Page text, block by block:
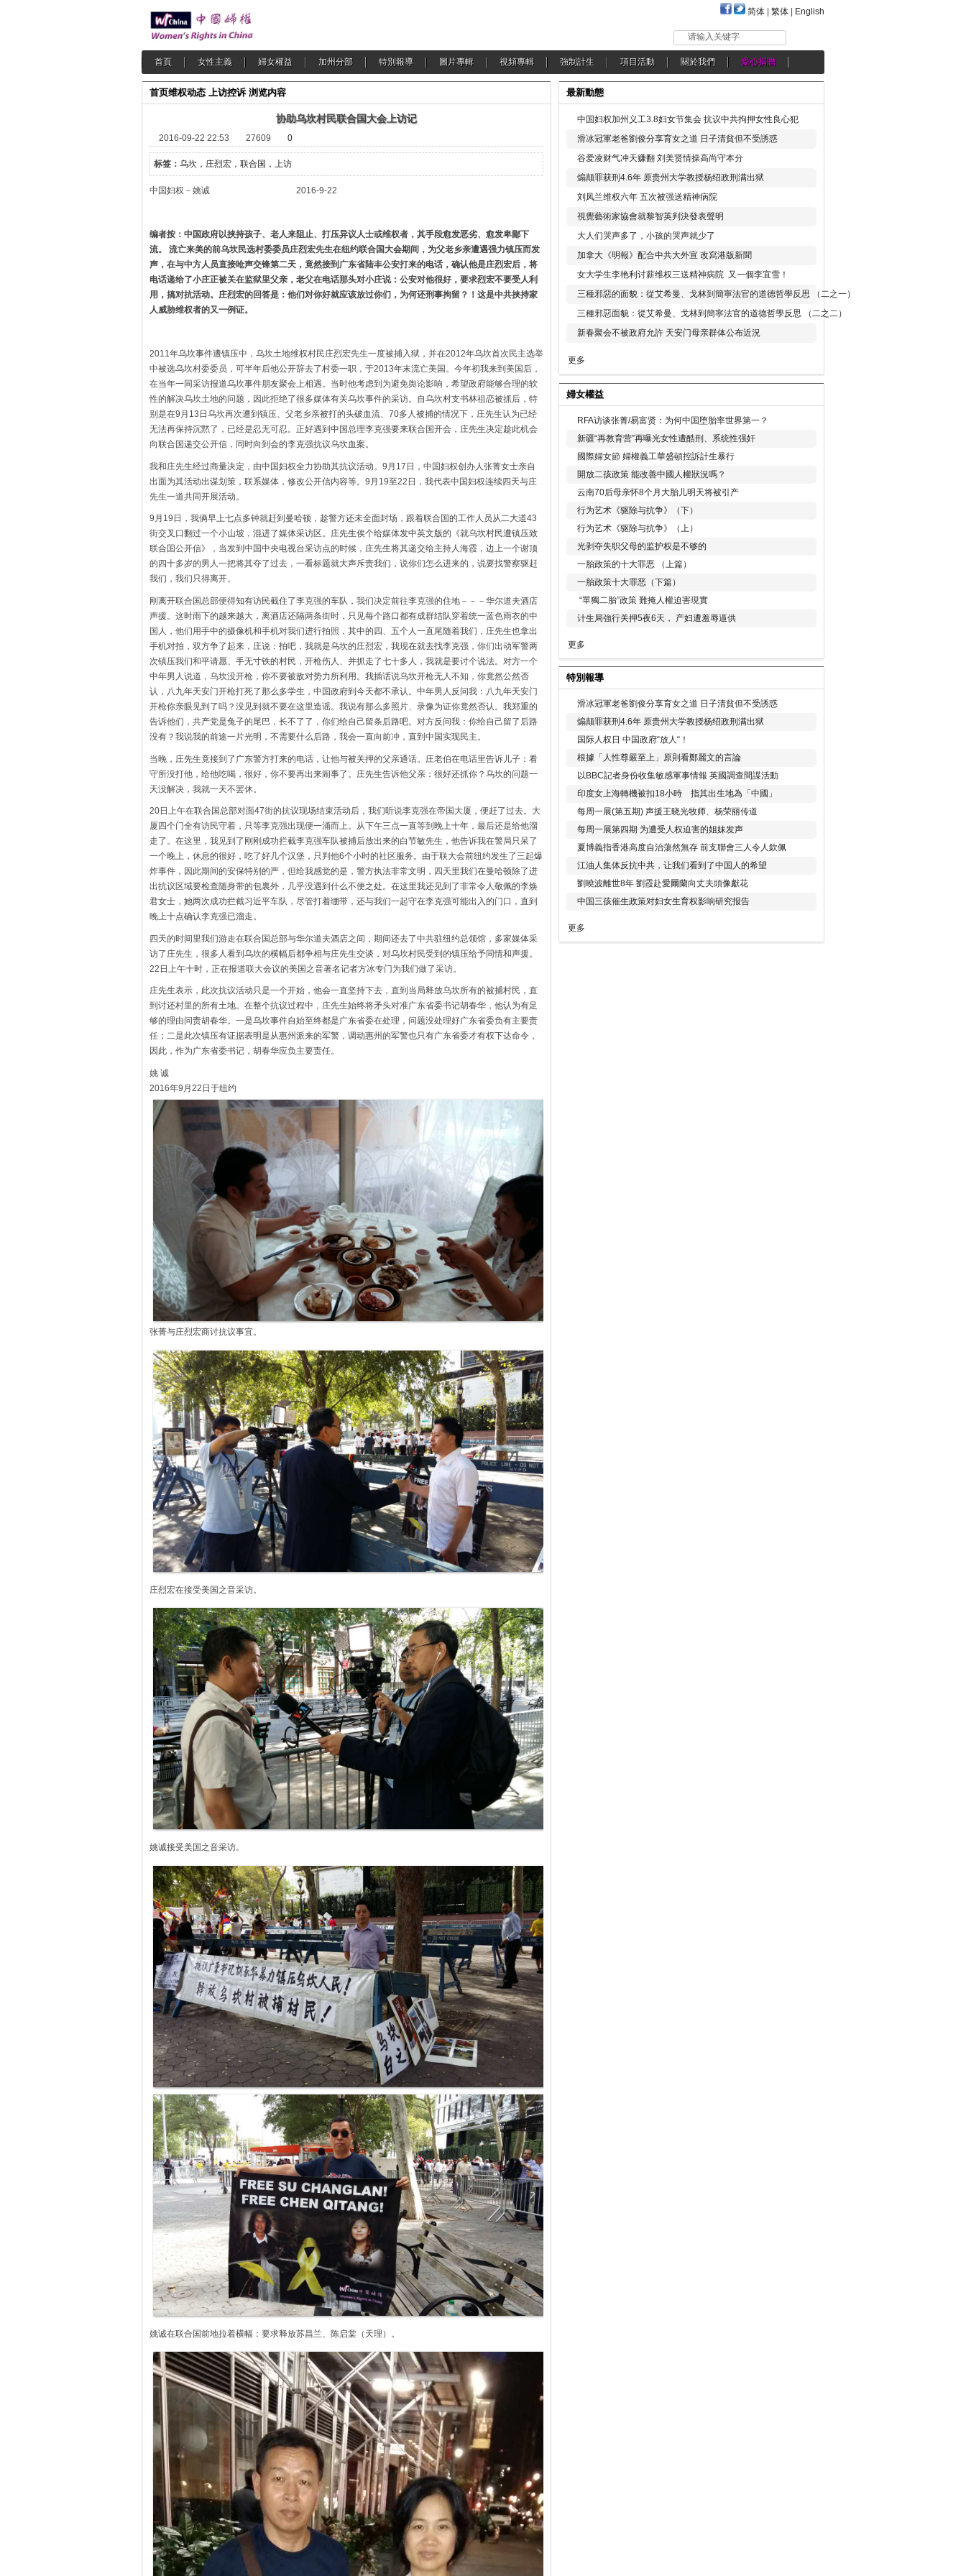
简体 繁体 English
请输入关键字
首頁 女性主義 婦女權益 加州分部 特別報導 圖片專輯 視頻專輯 強制計生 項目活動 關於我們 愛心捐贈
首页维权动态 上访控诉 浏览内容
协助乌坎村民联合国大会上访记
2016-09-22 22:53 27609 0
标签： 乌坎，庄烈宏，联合国，上访
中国妇权－姚诚 2016-9-22
编者按：中国政府以挟持孩子、老人来阻止、打压异议人士或维权者，其手段愈发恶劣、愈发卑鄙下
流。 流亡来美的前乌坎民选村委委员庄烈宏先生在纽约联合国大会期间，为父老乡亲遭遇强力镇压而发
声，在与中方人员直接呛声交锋第二天，竟然接到广东省陆丰公安打来的电话，确认他是庄烈宏后，将
电话递给了小庄正被关在监狱里父亲，老父在电话那头对小庄说：公安对他很好，要求烈宏不要受人利
用，搞对抗活动。庄烈宏的回答是：他们对你好就应该放过你们，为何还刑事拘留？！这是中共挟持家
人威胁维权者的又一例证。
2011年乌坎事件遭镇压中，乌坎土地维权村民庄烈宏先生一度被捕入狱，并在2012年乌坎首次民主选举
中被选乌坎村委委员，可半年后他公开辞去了村委一职，于2013年末流亡美国。今年初我来到美国后，
在当年一同采访报道乌坎事件朋友聚会上相遇。当时他考虑到为避免舆论影响，希望政府能够合理的软
性的解决乌坎土地的问题，因此拒绝了很多媒体有关乌坎事件的采访。自乌坎村支书林祖恋被抓后，特
别是在9月13日乌坎再次遭到镇压、父老乡亲被打的头破血流、70多人被捕的情况下，庄先生认为已经
无法再保持沉黙了，已经是忍无可忍。正好遇到中国总理李克强要来联合国开会，庄先生决定趁此机会
向联合国递交公开信，同时向到会的李克强抗议乌坎血案。
我和庄先生经过商量决定，由中国妇权全力协助其抗议活动。9月17日，中国妇权创办人张菁女士亲自
出面为其活动出谋划策，联系媒体，修改公开信内容等。9月19至22日，我代表中国妇权连续四天与庄
先生一道共同开展活动。
9月19日，我俩早上七点多钟就赶到曼哈顿，趁警方还未全面封场，跟着联合国的工作人员从二大道43
街交叉口翻过一个小山坡，混进了媒体采访区。庄先生俟个给媒体发中英文版的《就乌坎村民遭镇压致
联合国公开信》，当发到中国中央电视台采访点的时候，庄先生将其递交给主持人海霞，边上一个谢顶
的四十多岁的男人一把将其夺了过去，一看标题就大声斥责我们，说你们怎么进来的，说要找警察驱赶
我们，我们只得离开。
刚离开联合国总部便得知有访民截住了李克强的车队，我们决定前往李克强的住地－－－华尔道夫酒店
声援。这时雨下的越来越大，离酒店还隔两条街时，只见每个路口都有成群结队穿着统一蓝色雨衣的中
国人，他们用手中的摄像机和手机对我们进行拍照，其中的四、五个人一直尾随着我们，庄先生也拿出
手机对拍，双方争了起来，庄说：拍吧，我就是乌坎的庄烈宏，我现在就去找李克强，你们出动军警两
次镇压我们和平请愿、手无寸铁的村民，开枪伤人、并抓走了七十多人，我就是要讨个说法。对方一个
中年男人说道，乌坎没开枪，你不要被敌对势力所利用。我插话说乌坎开枪无人不知，你竟然公然否
认，八九年天安门开枪打死了那么多学生，中国政府到今天都不承认。中年男人反问我：八九年天安门
开枪你亲眼见到了吗？没见到就不要在这里造谣。我说有那么多照片、录像为证你竟然否认。我郑重的
告诉他们，共产党是兔子的尾巴，长不了了，你们给自己留条后路吧。对方反问我：你给自己留了后路
没有？我说我的前途一片光明，不需要什么后路，我会一直向前冲，直到中国实现民主。
当晚，庄先生竟接到了广东警方打来的电话，让他与被关押的父亲通话。庄老伯在电话里告诉儿子：看
守所没打他，给他吃喝，很好，你不要再出来闹事了。庄先生告诉他父亲：很好还抓你？乌坎的问题一
天没解决，我就一天不罢休。
20日上午在联合国总部对面47街的抗议现场结束活动后，我们听说李克强在帝国大厦，便赶了过去。大
厦四个门全有访民守着，只等李克强出现便一涌而上。从下午三点一直等到晚上十年，最后还是给他溜
走了。在这里，我见到了刚刚成功拦截李克强车队被捕后放出来的白节敏先生，他告诉我在警局只呆了
一个晚上，休息的很好，吃了好几个汉堡，只判他6个小时的社区服务。由于联大会前纽约发生了三起爆
炸事件，因此期间的安保特别的严，但给我感觉的是，警方执法非常文明，四天里我们在曼哈顿除了进
出抗议区域要检查随身带的包裏外，几乎没遇到什么不便之处。在这里我还见到了非常令人敬佩的李焕
君女士，她两次成功拦截习近平车队，尽管打着绷带，还与我们一起守在李克强可能出入的门口，直到
晚上十点确认李克强已溜走。
四天的时间里我们游走在联合国总部与华尔道夫酒店之间，期间还去了中共驻纽约总领馆，多家媒体采
访了庄先生，很多人看到乌坎的横幅后都争相与庄先生交谈，对乌坎村民受到的镇压给予同情和声援。
22日上午十时，正在报道联大会议的美国之音著名记者方冰专门为我们做了采访。
庄先生表示，此次抗议活动只是一个开始，他会一直坚持下去，直到当局释放乌坎所有的被捕村民，直
到讨还村里的所有土地。在整个抗议过程中，庄先生始终将矛头对准广东省委书记胡春华，他认为有足
够的理由问责胡春华。一是乌坎事件自始至终都是广东省委在处理，问题没处理好广东省委负有主要责
任；二是此次镇压有证据表明是从惠州派来的军警，调动惠州的军警也只有广东省委才有权下达命令，
因此，作为广东省委书记，胡春华应负主要责任。
姚 诚
2016年9月22日于纽约
张菁与庄烈宏商讨抗议事宜。
庄烈宏在接受美国之音采访。
姚诚接受美国之音采访。
姚诚在联合国前地拉着横幅：要求释放苏昌兰、陈启棠（天理）。
最新動態
中国妇权加州义工3.8妇女节集会 抗议中共拘押女性良心犯
滑冰冠軍老爸劉俊分享育女之道 日子清貧但不受誘惑
谷爱凌财气冲天赚翻 刘美贤情操高尚守本分
煽颠罪获刑4.6年 原贵州大学教授杨绍政刑满出狱
刘凤兰维权六年 五次被强送精神病院
視覺藝術家協會就黎智英判決發表聲明
大人们哭声多了，小孩的哭声就少了
加拿大《明報》配合中共大外宣 改寫港版新聞
女大学生李艳利讨薪维权三送精神病院 又一個李宜雪！
三種邪惡的面貌：從艾希曼、戈林到簡寧法官的道德哲學反思 （二之一）
三種邪惡面貌：從艾希曼、戈林到簡寧法官的道德哲學反思 （二之二）
新春聚会不被政府允許 天安门母亲群体公布近況
更多
婦女權益
RFA访谈张菁/易富贤：为何中国堕胎率世界第一？
新疆“再教育营”再曝光女性遭酷刑、系统性强奸
國際婦女節 婦權義工華盛頓控訴計生暴行
開放二孩政策 能改善中國人權狀況嗎？
云南70后母亲怀8个月大胎儿明天将被引产
行为艺术《驱除与抗争》（下）
行为艺术《驱除与抗争》（上）
光剥夺失职父母的监护权是不够的
一胎政策的十大罪恶 （上篇）
一胎政策十大罪恶（下篇）
“單獨二胎”政策 難掩人權迫害現實
计生局強行关押5夜6天， 产妇遭羞辱逼供
更多
特別報導
滑冰冠軍老爸劉俊分享育女之道 日子清貧但不受誘惑
煽颠罪获刑4.6年 原贵州大学教授杨绍政刑满出狱
国际人权日 中国政府“放人“！
根據「人性尊嚴至上」原則看鄭麗文的言論
以BBC記者身份收集敏感軍事情報 英國調查間諜活動
印度女上海轉機被扣18小時 指其出生地為「中國」
每周一展(第五期) 声援王晓光牧师、杨荣丽传道
每周一展第四期 为遭受人权迫害的姐妹发声
夏博義指香港高度自治蕩然無存 前支聯會三人令人欽佩
江油人集体反抗中共，让我们看到了中国人的希望
劉曉波離世8年 劉霞赴愛爾蘭向丈夫頭像獻花
中国三孩催生政策对妇女生育权影响研究报告
更多